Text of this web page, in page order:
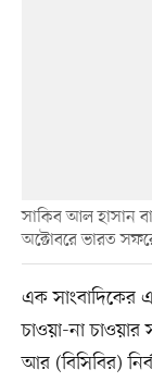
সাকিব আল হাসান
অক্টোবরে ভারত
এক সাংবাদিকের
চাওয়া-না
আর (বিসিবির)